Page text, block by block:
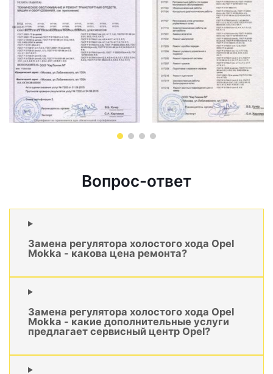
Вопрос-ответ
Замена регулятора холостого хода Opel
Mokka - какова цена ремонта?
Замена регулятора холостого хода Opel
Mokka - какие дополнительные услуги
предлагает сервисный центр Opel?